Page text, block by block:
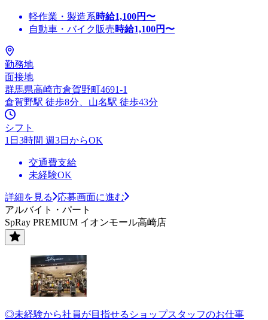
軽作業・製造系時給1,100円〜
自動車・バイク販売時給1,100円〜
勤務地
面接地
群馬県高崎市倉賀野町4691-1
倉賀野駅 徒歩8分、山名駅 徒歩43分
シフト
1日3時間 週3日からOK
交通費支給
未経験OK
詳細を見る
応募画面に進む
アルバイト・パート
SpRay PREMIUM イオンモール高崎店
◎未経験から社員が目指せるショップスタッフのお仕事